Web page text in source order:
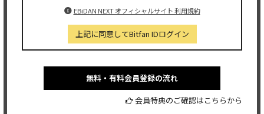
EBiDAN NEXT オフィシャルサイト 利用規約
上記に同意してBitfan IDログイン
無料・有料会員登録の流れ
会員特典のご確認はこちらから